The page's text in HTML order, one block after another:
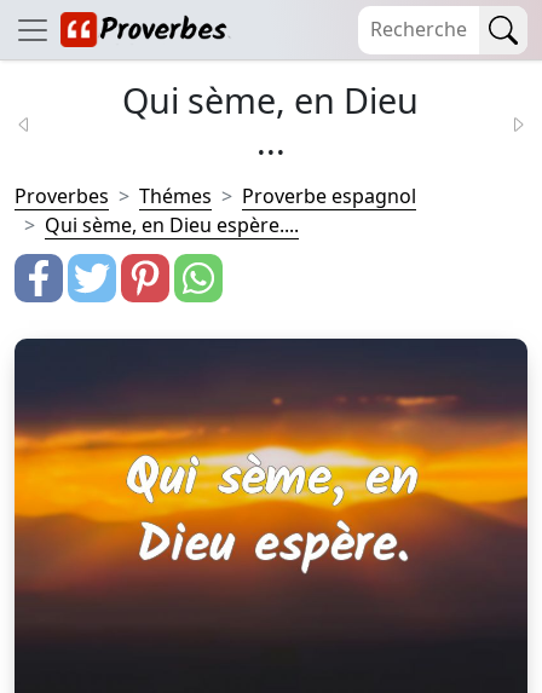
Qui sème, en Dieu
...
Proverbes Thémes
Proverbe espagnol
Qui sème, en Dieu espère....